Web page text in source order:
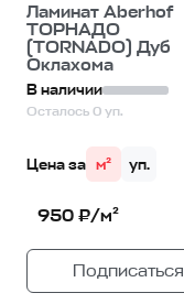
Ламинат Aberhof
ТОРНАДО
(TORNADO) Дуб
Оклахома
В наличии
Осталось 0 уп.
Цена за м² уп.
950 ₽/м²
Подписаться